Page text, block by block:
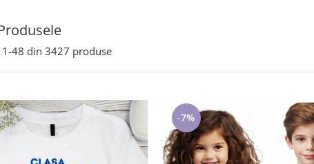
1-48 din 3427 produse
-7%